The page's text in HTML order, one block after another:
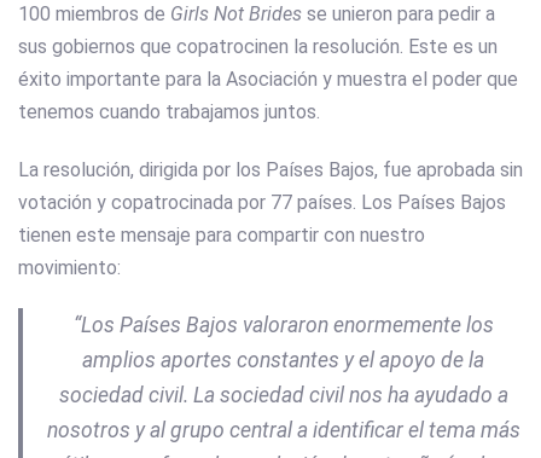
100 miembros de Girls Not Brides se unieron para pedir a
sus gobiernos que copatrocinen la resolución. Este es un
éxito importante para la Asociación y muestra el poder que
tenemos cuando trabajamos juntos.
La resolución, dirigida por los Países Bajos, fue aprobada sin
votación y copatrocinada por 77 países. Los Países Bajos
tienen este mensaje para compartir con nuestro
movimiento:
“Los Países Bajos valoraron enormemente los
amplios aportes constantes y el apoyo de la
sociedad civil. La sociedad civil nos ha ayudado a
nosotros y al grupo central a identificar el tema más